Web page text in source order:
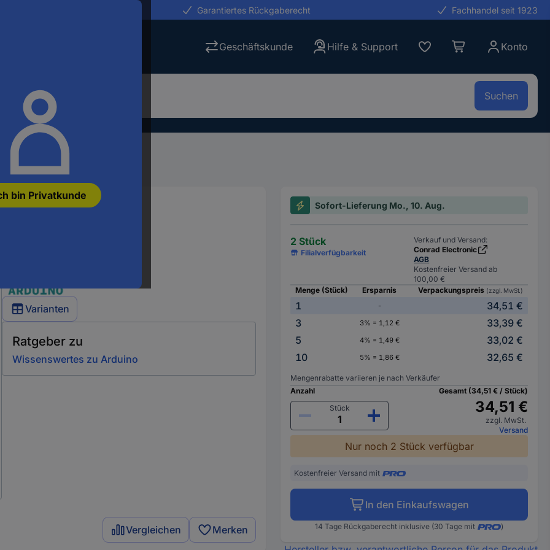
bin Privatkunde
Garantiertes Rückgaberecht Fachhandel seit 1923
Geschäftskunde Hilfe & Support Konto
Suchen
Arduino Shields
Varianten
Ratgeber zu
Wissenswertes zu Arduino
Vergleichen Merken
Sofort-Lieferung Mo., 10. Aug.
2 Stück
Filialverfügbarkeit
Verkauf und Versand:
Conrad Electronic
AGB
Kostenfreier Versand ab
100,00 €
Menge (Stück)
Ersparnis Verpackungspreis (zzgl. MwSt.)
1 -
34,51 €
3
3% = 1,12 €
33,39 €
5
4% = 1,49 €
33,02 €
10
5% = 1,86 € 32,65 €
Mengenrabatte variieren je nach Verkäufer
Anzahl
Stück
Gesamt (34,51 € / Stück)
34,51 €
zzgl. MwSt.
Versand
Nur noch 2 Stück verfügbar
Kostenfreier Versand mit
In den Einkaufswagen
14 Tage Rückgaberecht inklusive (30 Tage mit )